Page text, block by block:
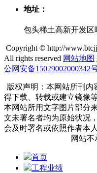
地址：
包头稀土高新开发区
Copyright © http://
All rights reserved 网站地图
公网安备15029002000342
版权声明：本网站所刊内
得下载、转载或建立镜像
本网站所用文字图片部分
文未署名者均为原始状况
会及时署名或依照作者本
网站不
首页
工程业绩